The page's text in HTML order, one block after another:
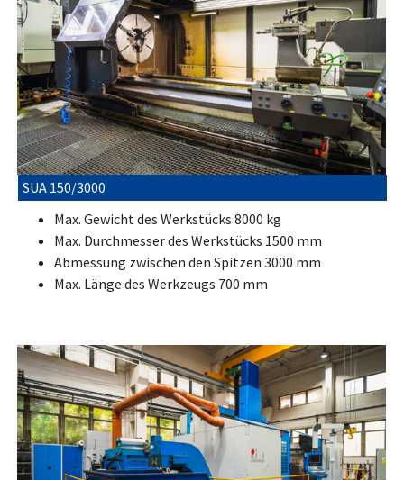
SUA 150/3000
Max. Gewicht des Werkstücks 8000 kg
Max. Durchmesser des Werkstücks 1500 mm
Abmessung zwischen den Spitzen 3000 mm
Max. Länge des Werkzeugs 700 mm